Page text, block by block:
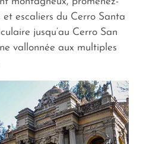
escaliers du Cerro Santa
jusqu’au Cerro San
vallonnée aux multiples